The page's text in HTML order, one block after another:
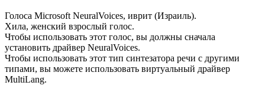
Голоса Microsoft NeuralVoices, иврит (Израиль).
Хила, женский взрослый голос.
Чтобы использовать этот голос, вы должны сначала
установить драйвер NeuralVoices.
Чтобы использовать этот тип синтезатора речи с другими
типами, вы можете использовать виртуальный драйвер
MultiLang.